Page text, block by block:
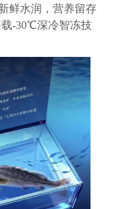
鲜水润，营养留存
载-30℃深冷智冻技